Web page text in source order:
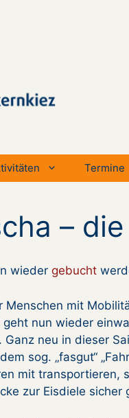
Termine
–
wieder gebucht
Menschen mit
nun wieder
Ganz neu in dieser
sog. „fasgut“
mit transportieren,
zur Eisdiele sicher